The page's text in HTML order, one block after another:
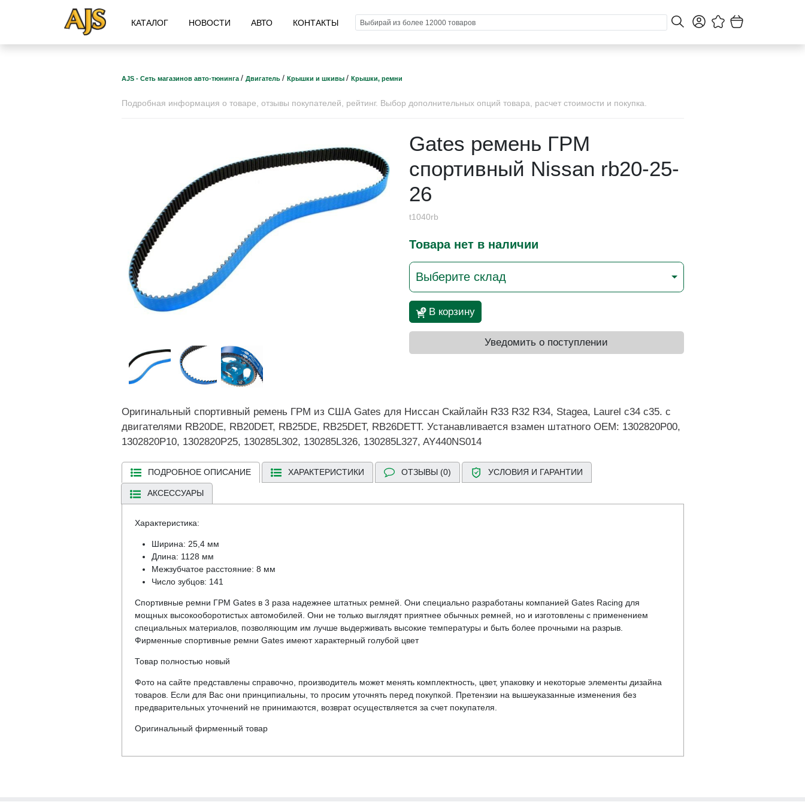
КАТАЛОГ НОВОСТИ АВТО КОНТАКТЫ
AJS - Сеть магазинов авто-тюнинга / Двигатель / Крышки и шкивы / Крышки, ремни
Подробная информация о товаре, отзывы покупателей, рейтинг. Выбор дополнительных опций товара, расчет стоимости и покупка.
Gates ремень ГРМ
спортивный Nissan rb20-25-
26
t1040rb
Товара нет в наличии
Выберите склад
В корзину
Уведомить о поступлении
Оригинальный спортивный ремень ГРМ из США Gates для Ниссан Скайлайн R33 R32 R34, Stagea, Laurel c34 c35. с
двигателями RB20DE, RB20DET, RB25DE, RB25DET, RB26DETT. Устанавливается взамен штатного OEM: 1302820P00,
1302820P10, 1302820P25, 130285L302, 130285L326, 130285L327, AY440NS014
ПОДРОБНОЕ ОПИСАНИЕ ХАРАКТЕРИСТИКИ ОТЗЫВЫ (0) УСЛОВИЯ И ГАРАНТИИ
АКСЕССУАРЫ
Характеристика:
Ширина: 25,4 мм
Длина: 1128 мм
Межзубчатое расстояние: 8 мм
Число зубцов: 141
Спортивные ремни ГРМ Gates в 3 раза надежнее штатных ремней. Они специально разработаны компанией Gates Racing для
мощных высокооборотистых автомобилей. Они не только выглядят приятнее обычных ремней, но и изготовлены с применением
специальных материалов, позволяющим им лучше выдерживать высокие температуры и быть более прочными на разрыв.
Фирменные спортивные ремни Gates имеют характерный голубой цвет
Товар полностью новый
Фото на сайте представлены справочно, производитель может менять комплектность, цвет, упаковку и некоторые элементы дизайна
товаров. Если для Вас они принципиальны, то просим уточнять перед покупкой. Претензии на вышеуказанные изменения без
предварительных уточнений не принимаются, возврат осуществляется за счет покупателя.
Оригинальный фирменный товар